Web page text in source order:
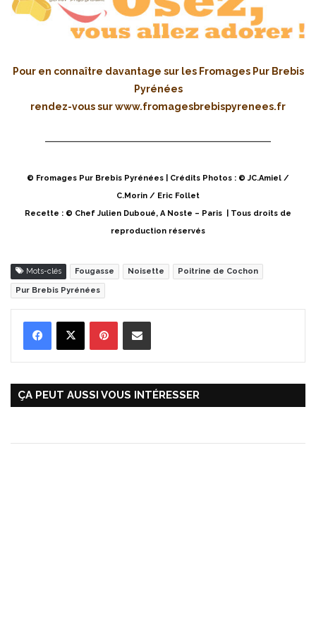
Pour en connaître davantage sur les Fromages Pur Brebis
Pyrénées
rendez-vous surwww.fromagesbrebispyrenees.fr
© Fromages Pur Brebis Pyrénées | Crédits Photos : © JC.Amiel /
C.Morin / Eric Follet
Recette : © Chef Julien Duboué, A Noste – Paris | Tous droits de
reproduction réservés
Mots-clés Fougasse Noisette Poitrine de Cochon
Pur Brebis Pyrénées
ÇA PEUT AUSSI VOUS INTÉRESSER